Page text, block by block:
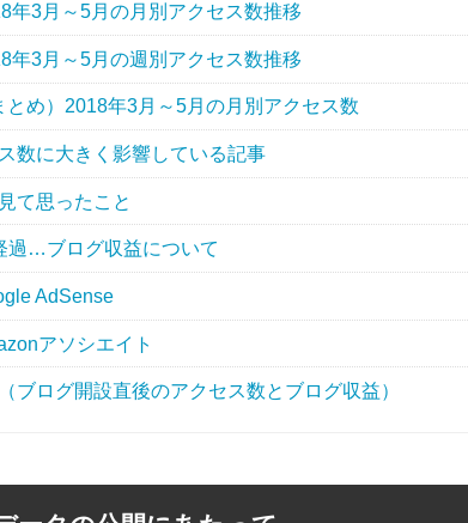
年3月～5月の月別アクセス数推移
年3月～5月の週別アクセス数推移
とめ）2018年3月～5月の月別アクセス数
数に大きく影響している記事
て思ったこと
過…ブログ収益について
AdSense
アソシエイト
ブログ開設直後のアクセス数とブログ収益）